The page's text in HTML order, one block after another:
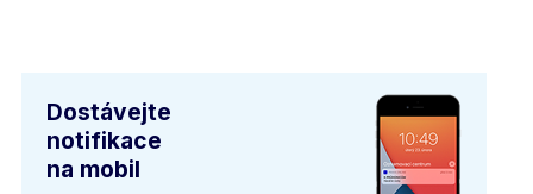
Dostávejte
notifikace
na mobil